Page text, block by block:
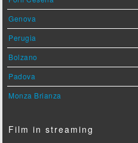
Genova
Perugia
Bolzano
Padova
Monza Brianza
Film in streaming